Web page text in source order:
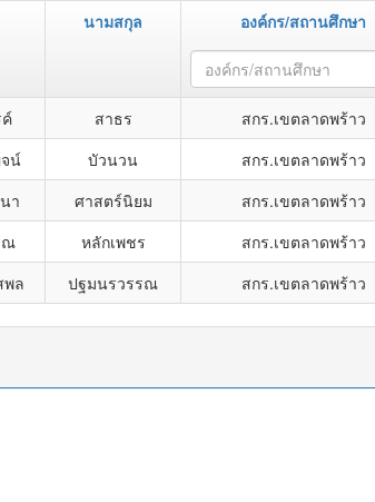
นามสกุล องค์กร/สถานศึกษา
องค์กร/สถานศึกษา
สาธร สกร.เขตลาดพร้าว
น์ บัวนวน สกร.เขตลาดพร้าว
า ศาสตร์นิยม สกร.เขตลาดพร้าว
ณ หลักเพชร สกร.เขตลาดพร้าว
พล ปฐมนรวรรณ สกร.เขตลาดพร้าว